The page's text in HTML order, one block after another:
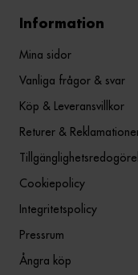
Information
Mina sidor
Vanliga frågor & svar
Köp & Leveransvillkor
Returer &
Cookiepolicy
Integritetspolicy
Pressrum
Ångra köp